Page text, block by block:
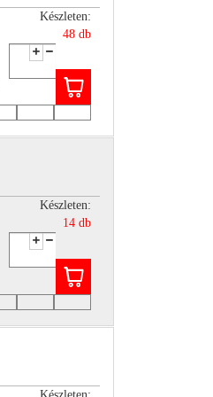
Készleten:
48 db
Készleten:
14 db
Készleten: